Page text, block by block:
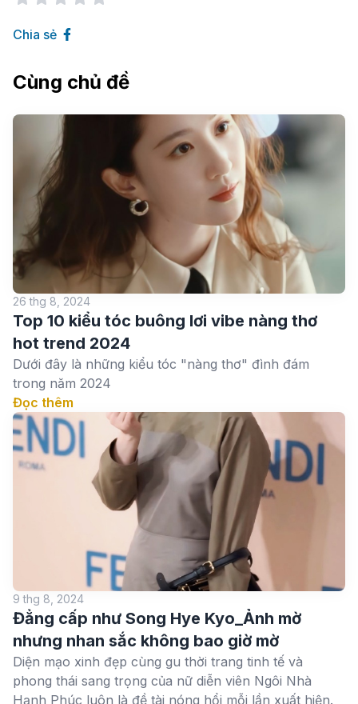
Chia sẻ
Cùng chủ đề
26 thg 8, 2024
Top 10 kiểu tóc buông lơi vibe nàng thơ
hot trend 2024
Dưới đây là những kiểu tóc "nàng thơ" đình đám
trong năm 2024
Đọc thêm
9 thg 8, 2024
Đẳng cấp như Song Hye Kyo_Ảnh mờ
nhưng nhan sắc không bao giờ mờ
Diện mạo xinh đẹp cùng gu thời trang tinh tế và
phong thái sang trọng của nữ diễn viên Ngôi Nhà
Hạnh Phúc luôn là đề tài nóng hổi mỗi lần xuất hiện.